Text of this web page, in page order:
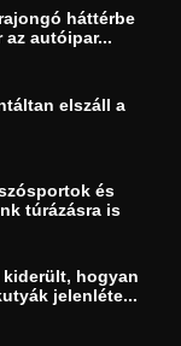
háttérbe
az autóipar...
elszáll a
és
túrázásra is
kiderült, hogyan
jelenléte...